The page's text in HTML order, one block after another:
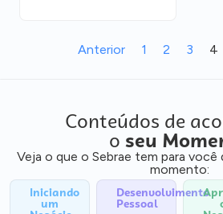
Anterior 1 2 3 4
Conteúdos de
o seu
Veja o que o Sebrae tem para
momento:
Iniciando
um
Desenvolvimento
Pessoal